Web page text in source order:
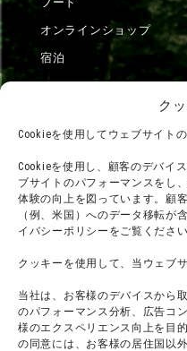
ク
Cookieを使用してウェブサイト
Cookieを使用し、顧客のデバイ
ブサイトのパフォーマンスをし
体験の向上を図っています。顧
（例、米国）へのデータ移転が
イバシーポリシーをご覧ください
クッキーを使用して、当ウェブ
当社は、お客様のデバイスから
のパフォーマンス分析、広告コ
様のエクスペリエンス向上を目
の同意には、お客様の居住国以
オンラインショップ
宿泊
団体利用について
よくある質問・
お問い合わせ
利用規約
プライバシーポリシー
プレスリリース